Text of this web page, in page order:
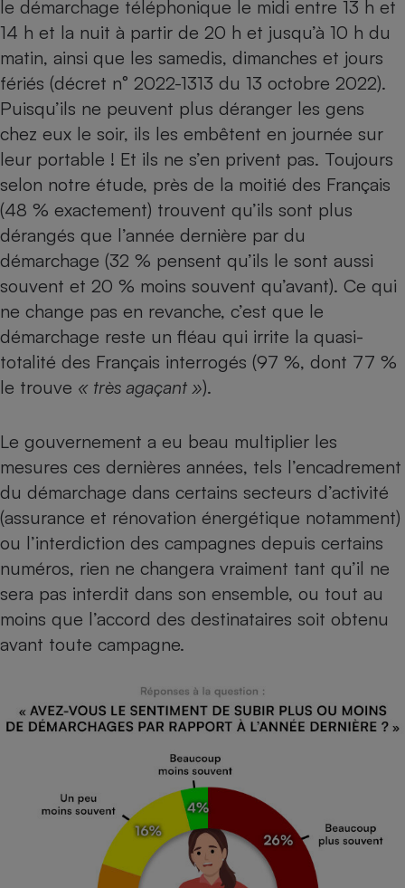
le démarchage téléphonique le midi entre 13 h et
14 h et la nuit à partir de 20 h et jusqu’à 10 h du
matin, ainsi que les samedis, dimanches et jours
fériés (décret n° 2022-1313 du 13 octobre 2022).
Puisqu’ils ne peuvent plus déranger les gens
chez eux le soir, ils les embêtent en journée sur
leur portable ! Et ils ne s’en privent pas. Toujours
selon notre étude, près de la moitié des Français
(48 % exactement) trouvent qu’ils sont plus
dérangés que l’année dernière par du
démarchage (32 % pensent qu’ils le sont aussi
souvent et 20 % moins souvent qu’avant). Ce qui
ne change pas en revanche, c’est que le
démarchage reste un fléau qui irrite la quasi-
totalité des Français interrogés (97 %, dont 77 %
le trouve « très agaçant »).
Le gouvernement a eu beau multiplier les
mesures ces dernières années, tels l’encadrement
du démarchage dans certains secteurs d’activité
(assurance et rénovation énergétique notamment)
ou l’interdiction des campagnes depuis certains
numéros, rien ne changera vraiment tant qu’il ne
sera pas interdit dans son ensemble, ou tout au
moins que l’accord des destinataires soit obtenu
avant toute campagne.
Cafetière à expressos
Robot ménager